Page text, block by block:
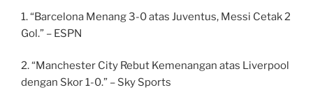
1. “Barcelona Menang 3-0 atas Juventus, Messi Cetak 2
Gol.” – ESPN
2. “Manchester City Rebut Kemenangan atas Liverpool
dengan Skor 1-0.” – Sky Sports